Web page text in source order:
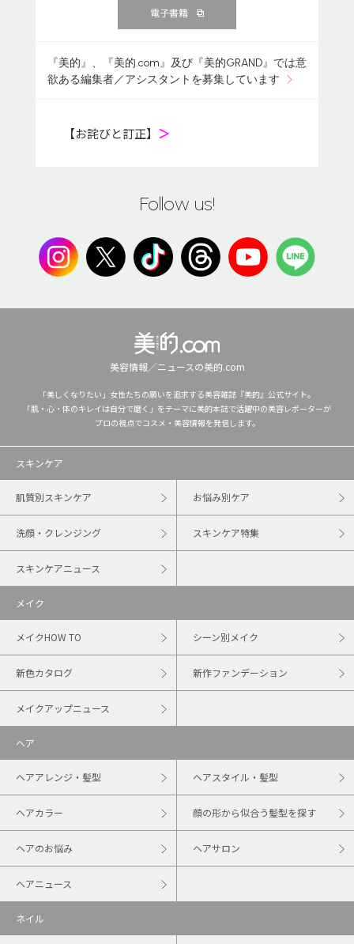
電子書籍
『美的』、『美的.com』及び『美的GRAND』では意
欲ある編集者／アシスタントを募集しています
【お詫びと訂正】 ＞
Follow us!
美容情報／ニュースの美的.com
「美しくなりたい」女性たちの願いを追求する美容雑誌『美的』公式サイト。
「肌・心・体のキレイは自分で磨く」をテーマに美的本誌で活躍中の美容レポーターが
プロの視点でコスメ・美容情報を発信します。
スキンケア
肌質別スキンケア お悩み別ケア
洗顔・クレンジング スキンケア特集
スキンケアニュース
メイク
メイクHOW TO シーン別メイク
新色カタログ 新作ファンデーション
メイクアップニュース
ヘア
ヘアアレンジ・髪型 ヘアスタイル・髪型
ヘアカラー 顔の形から似合う髪型を探す
ヘアのお悩み ヘアサロン
ヘアニュース
ネイル